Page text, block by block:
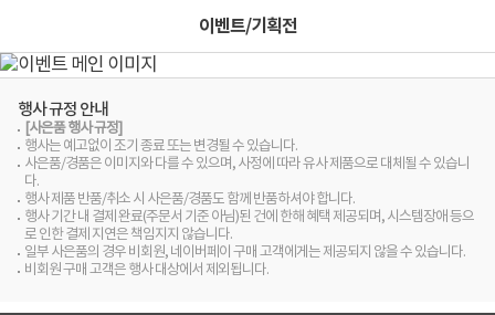
이벤트/기획전
행사 규정 안내
[사은품 행사 규정]
행사는 예고없이 조기 종료 또는 변경될 수 있습니다.
사은품/경품은 이미지와 다를 수 있으며, 사정에 따라 유사 제품으로 대체될 수 있습니
다.
행사 제품 반품/취소 시 사은품/경품도 함께 반품하셔야 합니다.
행사 기간 내 결제 완료(주문서 기준 아님)된 건에 한해 혜택 제공되며, 시스템장애 등으
로 인한 결제 지연은 책임지지 않습니다.
일부 사은품의 경우 비회원, 네이버페이 구매 고객에게는 제공되지 않을 수 있습니다.
비회원 구매 고객은 행사 대상에서 제외됩니다.